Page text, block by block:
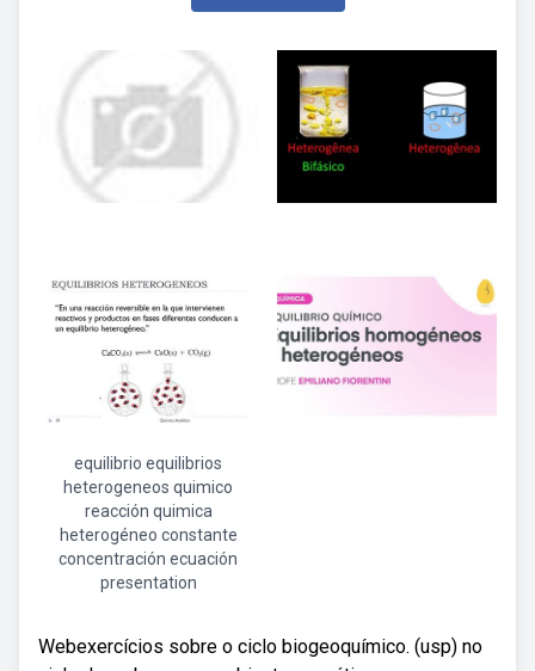
equilibrio equilibrios
heterogeneos quimico
reacción quimica
heterogéneo constante
concentración ecuación
presentation
Webexercícios sobre o ciclo biogeoquímico. (usp) no